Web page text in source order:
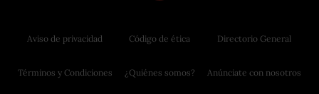
Aviso de privacidad
Términos y Condiciones
Código de ética
¿Quiénes somos?
Directorio General
Anúnciate con nosotros